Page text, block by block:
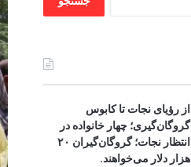
برای:
از رؤیای نجات تا کابوس
گروگان‌گیری؛ چهار خانواده در
انتظار نجات؛ گروگان‌گیران ۲۰
هزار دلار می‌خواهند.